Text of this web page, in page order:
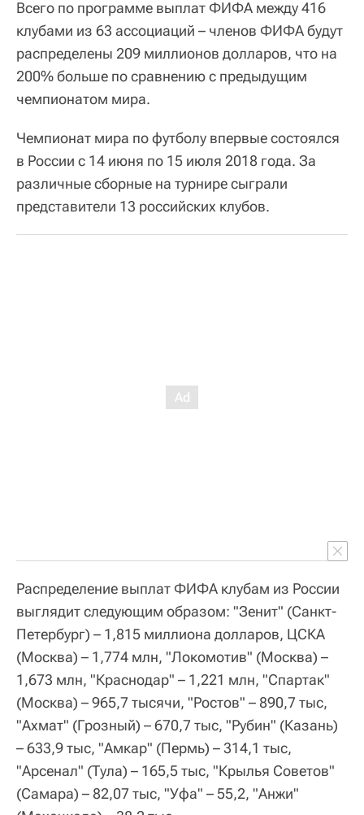
Всего по программе выплат ФИФА между 416
клубами из 63 ассоциаций – членов ФИФА будут
распределены 209 миллионов долларов, что на
200% больше по сравнению с предыдущим
чемпионатом мира.
Чемпионат мира по футболу впервые состоялся
в России с 14 июня по 15 июля 2018 года. За
различные сборные на турнире сыграли
представители 13 российских клубов.
Распределение выплат ФИФА клубам из России
выглядит следующим образом: "Зенит" (Санкт-
Петербург) – 1,815 миллиона долларов, ЦСКА
(Москва) – 1,774 млн, "Локомотив" (Москва) –
1,673 млн, "Краснодар" – 1,221 млн, "Спартак"
(Москва) – 965,7 тысячи, "Ростов" – 890,7 тыс,
"Ахмат" (Грозный) – 670,7 тыс, "Рубин" (Казань)
– 633,9 тыс, "Амкар" (Пермь) – 314,1 тыс,
"Арсенал" (Тула) – 165,5 тыс, "Крылья Советов"
(Самара) – 82,07 тыс, "Уфа" – 55,2, "Анжи"